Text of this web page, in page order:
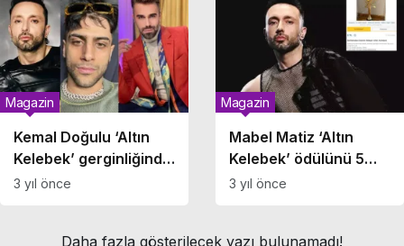
Kemal Doğulu ‘Altın
Kelebek’ gerginliğinde
Mabel Matiz ve
Magazin
3 yıl önce
Mabel Matiz ‘Altın
Kelebek’ ödülünü 5
TL’ye satışa çıkardı,
Magazin
3 yıl önce
Daha fazla gösterilecek yazı bulunamadı!